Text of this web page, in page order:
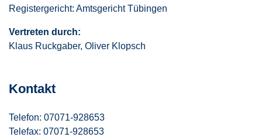
Registergericht: Amtsgericht Tübingen
Vertreten durch:
Klaus Ruckgaber, Oliver Klopsch
Kontakt
Telefon: 07071-928653
Telefax: 07071-928653